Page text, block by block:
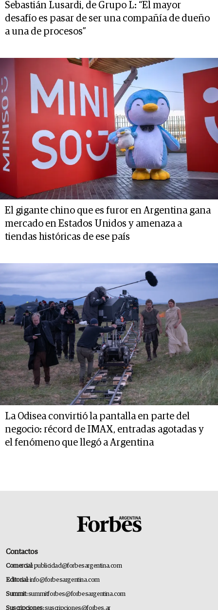
Sebastián Lusardi, de Grupo L: “El mayor
desafío es pasar de ser una compañía de dueño
a una de procesos”
El gigante chino que es furor en Argentina gana
mercado en Estados Unidos y amenaza a
tiendas históricas de ese país
La Odisea convirtió la pantalla en parte del
negocio: récord de IMAX, entradas agotadas y
el fenómeno que llegó a Argentina
Contactos
Comercial:publicidad@forbesargentina.com
Editorial:info@forbesargentina.com
Summit:summitforbes@forbesargentina.com
Suscripciones:suscripciones@forbes.ar